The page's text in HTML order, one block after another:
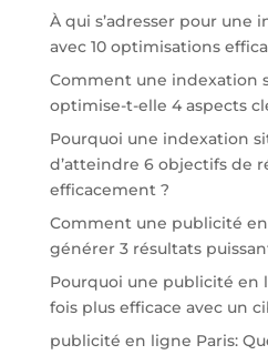
À qui s’adresser pour une
avec 10 optimisations
Comment une indexation
optimise-t-elle 4 aspects
Pourquoi une indexation
d’atteindre 6 objectifs de
efficacement ?
Comment une publicité
générer 3 résultats
Pourquoi une publicité en
fois plus efficace avec un
publicité en ligne Paris: